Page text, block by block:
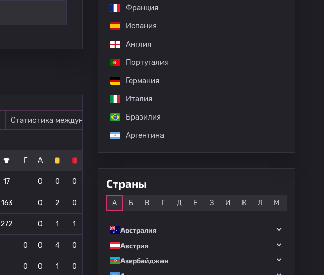
Статистика международных матчей
Г А
17 0 0 0
163 0 2 0
272 0 1 1
0 0 4 0
0 0 1 0
Франция
Испания
Англия
Португалия
Германия
Италия
Бразилия
Аргентина
Страны
А Б В Г Д Е З И К Л М
Австралия
Австрия
Азербайджан